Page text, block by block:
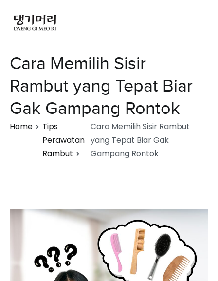
Cara Memilih Sisir
Rambut yang Tepat Biar
Gak Gampang Rontok
Home
Tips
Perawatan
Rambut
Cara Memilih Sisir Rambut
yang Tepat Biar Gak
Gampang Rontok